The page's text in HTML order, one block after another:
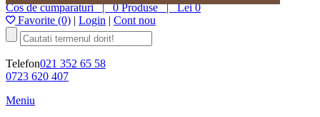
Cos de cumparaturi |0 Produse|Lei 0
Favorite (0) | Login | Cont nou
Telefon021 352 65 58
0723 620 407
Meniu